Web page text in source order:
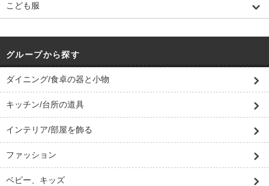
こども服
グループから探す
ダイニング/食卓の器と小物
キッチン/台所の道具
インテリア/部屋を飾る
ファッション
ベビー、キッズ